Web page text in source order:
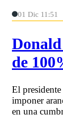
01 Dic 11:51
de
El
imponer
en una